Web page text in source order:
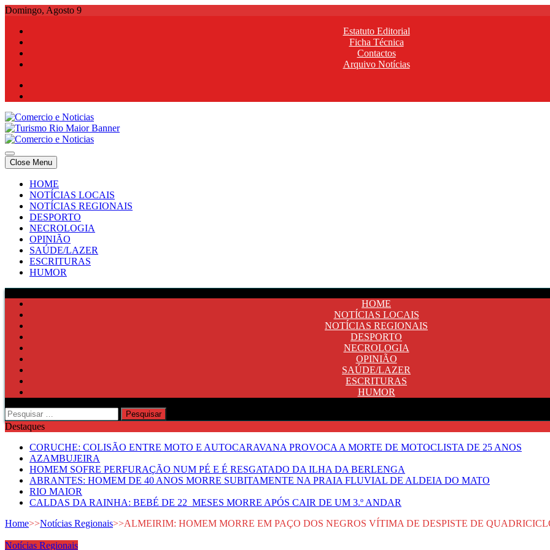
Skip
content
Domingo, Agosto 9
Estatuto Editorial
Ficha Técnica
Contactos
Arquivo Notícias
Comercio e Noticias
Notícias e Publicidade Online
Comercio e Noticias
Notícias e Publicidade Online
Close Menu
HOME
NOTÍCIAS LOCAIS
NOTÍCIAS REGIONAIS
DESPORTO
NECROLOGIA
OPINIÃO
SAÚDE/LAZER
ESCRITURAS
HUMOR
HOME
NOTÍCIAS LOCAIS
NOTÍCIAS REGIONAIS
DESPORTO
NECROLOGIA
OPINIÃO
SAÚDE/LAZER
ESCRITURAS
HUMOR
Pesquisar
por:
Destaques
CORUCHE: COLISÃO ENTRE MOTO E AUTOCARAVANA PROVOCA A MORTE DE MOTOCLISTA DE 25 ANOS
AZAMBUJEIRA
HOMEM SOFRE PERFURAÇÃO NUM PÉ E É RESGATADO DA ILHA DA BERLENGA
ABRANTES: HOMEM DE 40 ANOS MORRE SUBITAMENTE NA PRAIA FLUVIAL DE ALDEIA DO MATO
RIO MAIOR
CALDAS DA RAINHA: BEBÉ DE 22 MESES MORRE APÓS CAIR DE UM 3.º ANDAR
Home>>Notícias Regionais>>ALMEIRIM: HOMEM MORRE EM PAÇO DOS NEGROS VÍTIMA DE DESPISTE DE
Notícias Regionais